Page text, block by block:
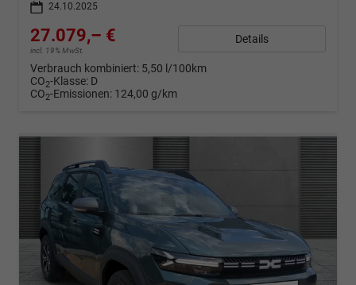
24.10.2025
27.079,– €
incl. 19% MwSt.
Details
Verbrauch kombiniert: 5,50 l/100km
CO2-Klasse: D
CO2-Emissionen: 124,00 g/km